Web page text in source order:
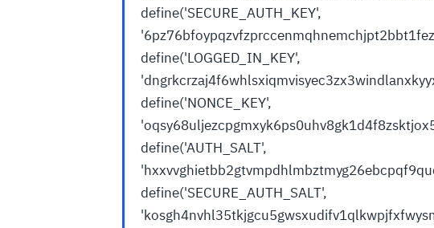
define('SECURE_AUTH_KEY',
define('LOGGED_IN_KEY',
define('NONCE_KEY',
define('AUTH_SALT',
define('SECURE_AUTH_SALT',